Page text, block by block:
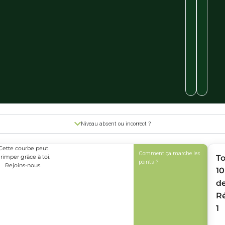
Niveau absent ou incorrect ?
courbe peut
grâce à toi.
Rejoins-nous.
Comment ça marche les
points ?
10
1